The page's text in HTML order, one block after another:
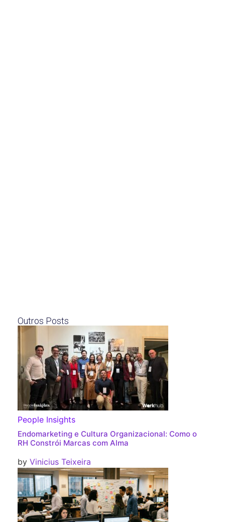
Outros Posts
People Insights
Endomarketing e Cultura Organizacional: Como o
RH Constrói Marcas com Alma
by Vinicius Teixeira